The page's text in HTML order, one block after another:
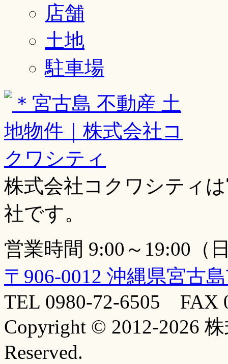
店舗
土地
駐車場
株式会社コクワシティ
社です。
営業時間 9:00～19:00（
〒906-0012 沖縄県宮古
TEL 0980-72-6505 FAX
Copyright © 2012-2026
Reserved.